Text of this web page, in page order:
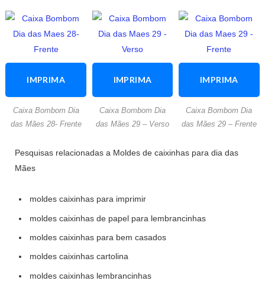
IMPRIMA
ATIVIDADE
Caixa Bombom Dia
das Mães 28- Frente
IMPRIMA
ATIVIDADE
Caixa Bombom Dia
das Mães 29 – Verso
IMPRIMA
ATIVIDADE
Caixa Bombom Dia
das Mães 29 – Frente
Pesquisas relacionadas a Moldes de caixinhas para dia das
Mães
moldes caixinhas para imprimir
moldes caixinhas de papel para lembrancinhas
moldes caixinhas para bem casados
moldes caixinhas cartolina
moldes caixinhas lembrancinhas